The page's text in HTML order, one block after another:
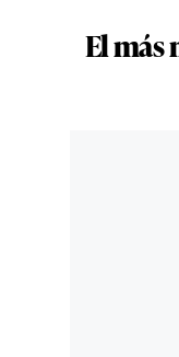
El más